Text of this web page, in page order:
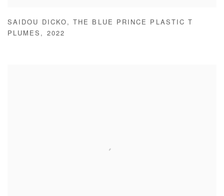
SAIDOU DICKO ,
THE BLUE PRINCE PLASTIC T
PLUMES , 2022